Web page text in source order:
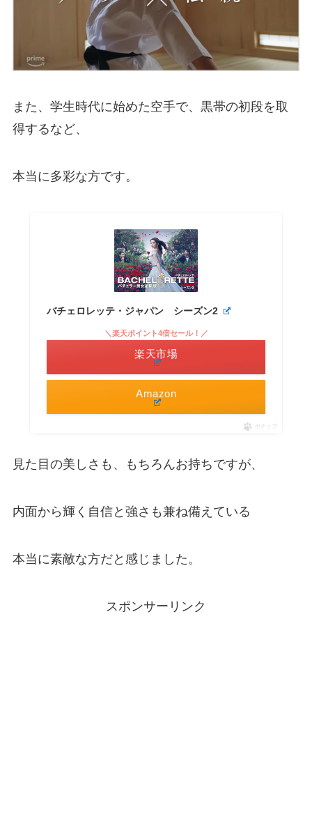
また、学生時代に始めた空手で、黒帯の初段を取
得するなど、
本当に多彩な方です。
バチェロレッテ・ジャパン シーズン2
Amazon
＼楽天ポイント4倍セール！／
楽天市場
ポチップ
見た目の美しさも、もちろんお持ちですが、
内面から輝く自信と強さも兼ね備えている
本当に素敵な方だと感じました。
スポンサーリンク